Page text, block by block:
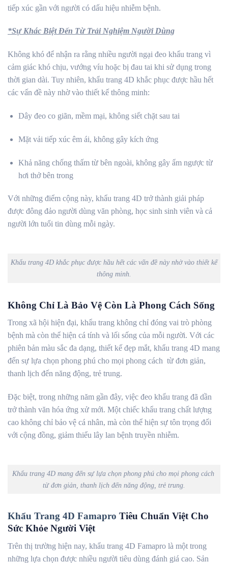
tiếp xúc gần với người có dấu hiệu nhiễm bệnh.
*Sự Khác Biệt Đến Từ Trải Nghiệm Người Dùng
Không khó để nhận ra rằng nhiều người ngại đeo khẩu trang vì
cảm giác khó chịu, vướng víu hoặc bị đau tai khi sử dụng trong
thời gian dài. Tuy nhiên, khẩu trang 4D khắc phục được hầu hết
các vấn đề này nhờ vào thiết kế thông minh:
Dây đeo co giãn, mềm mại, không siết chặt sau tai
Mặt vải tiếp xúc êm ái, không gây kích ứng
Khả năng chống thấm từ bên ngoài, không gây ẩm ngược từ
hơi thở bên trong
Với những điểm cộng này, khẩu trang 4D trở thành giải pháp
được đông đảo người dùng văn phòng, học sinh sinh viên và cả
người lớn tuổi tin dùng mỗi ngày.
Khẩu trang 4D khắc phục được hầu hết các vấn đề này nhờ vào thiết kế
thông minh.
Không Chỉ Là Bảo Vệ Còn Là Phong Cách Sống
Trong xã hội hiện đại, khẩu trang không chỉ đóng vai trò phòng
bệnh mà còn thể hiện cá tính và lối sống của mỗi người. Với các
phiên bản màu sắc đa dạng, thiết kế đẹp mắt, khẩu trang 4D mang
đến sự lựa chọn phong phú cho mọi phong cách từ đơn giản,
thanh lịch đến năng động, trẻ trung.
Đặc biệt, trong những năm gần đây, việc đeo khẩu trang đã dần
trở thành văn hóa ứng xử mới. Một chiếc khẩu trang chất lượng
cao không chỉ bảo vệ cá nhân, mà còn thể hiện sự tôn trọng đối
với cộng đồng, giảm thiểu lây lan bệnh truyền nhiễm.
Khẩu trang 4D mang đến sự lựa chọn phong phú cho mọi phong cách
từ đơn giản, thanh lịch đến năng động, trẻ trung.
Khẩu Trang 4D Famapro Tiêu Chuẩn Việt Cho
Sức Khỏe Người Việt
Trên thị trường hiện nay, khẩu trang 4D Famapro là một trong
những lựa chọn được nhiều người tiêu dùng đánh giá cao. Sản